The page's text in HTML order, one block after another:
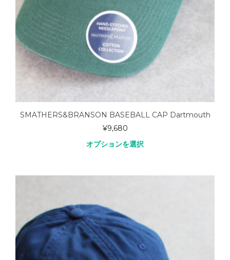
SMATHERS&BRANSON BASEBALL CAP Dartmouth
¥9,680
オプションを選択